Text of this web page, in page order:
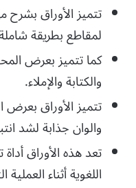
تتميز الأوراق بشرح
لمقاطع بطريقة
كما تتميز بعرض
والكتابة والإملاء.
تتميز الأوراق
والوان جذابة لشد
تعد هذه الأوراق
اللغوية أثناء العملية